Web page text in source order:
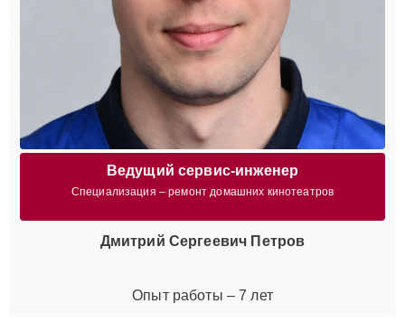
Ведущий сервис-инженер
Специализация – ремонт домашних кинотеатров
Дмитрий Сергеевич Петров
Опыт работы – 7 лет